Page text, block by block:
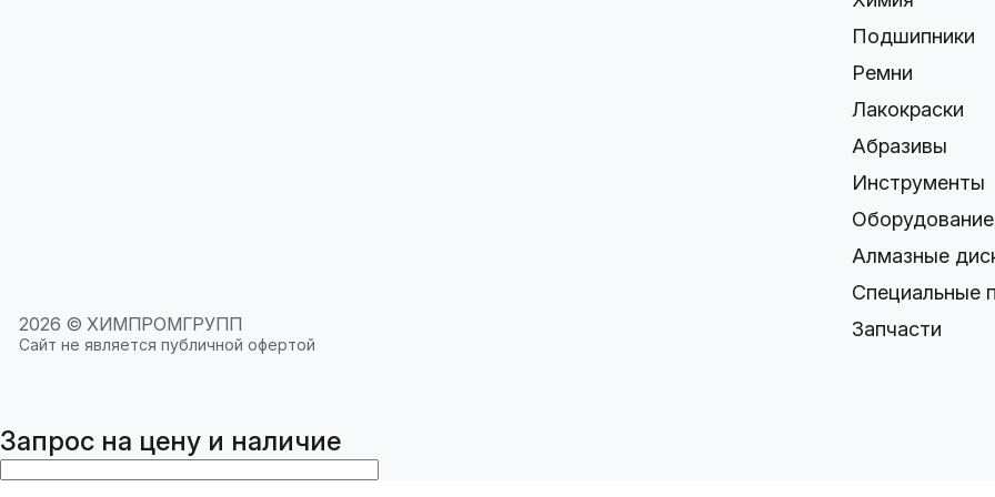
2026 © ХИМПРОМГРУПП
Сайт не является публичной офертой
Подшипники
Ремни
Лакокраски
Абразивы
Инструменты
Оборудование
Алмазные
Специальные
Запчасти
Запрос на цену и наличие